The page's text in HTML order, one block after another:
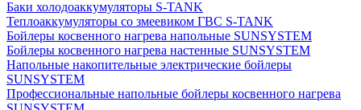
Баки холодоаккумуляторы S-TANK
Теплоаккумуляторы со змеевиком ГВС S-TANK
Бойлеры косвенного нагрева напольные SUNSYSTEM
Бойлеры косвенного нагрева настенные SUNSYSTEM
Напольные накопительные электрические бойлеры
SUNSYSTEM
Профессиональные напольные бойлеры косвенного нагрева